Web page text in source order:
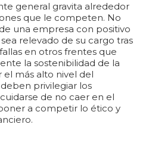
general gravita alrededor
que le competen. No
una empresa con positivo
relevado de su cargo tras
en otros frentes que
la sostenibilidad de la
el más alto nivel del
privilegiar los
de no caer en el
a competir lo ético y